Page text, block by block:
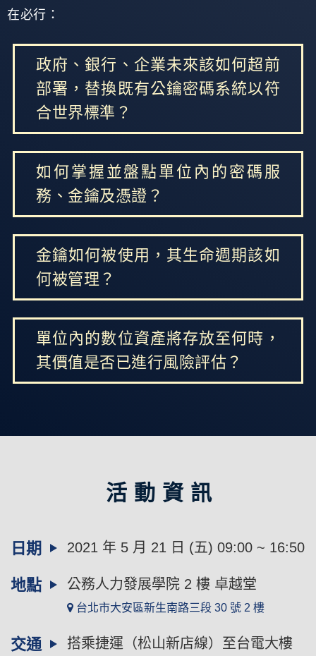
在必行：
政府、銀行、企業未來該如何超前
部署，替換既有公鑰密碼系統以符
合世界標準？
如何掌握並盤點單位內的密碼服
務、金鑰及憑證？
金鑰如何被使用，其生命週期該如
何被管理？
單位內的數位資產將存放至何時，
其價值是否已進行風險評估？
活動資訊
日期 2021 年 5 月 21 日 (五) 09:00 ~ 16:50
地點 公務人力發展學院 2 樓 卓越堂
台北市大安區新生南路三段 30 號 2 樓
交通
搭乘捷運（松山新店線）至台電大樓